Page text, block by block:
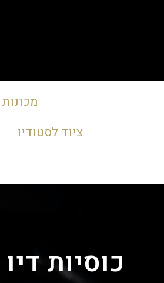
ציוד לסטודיו
כוסיות דיו גולגולת